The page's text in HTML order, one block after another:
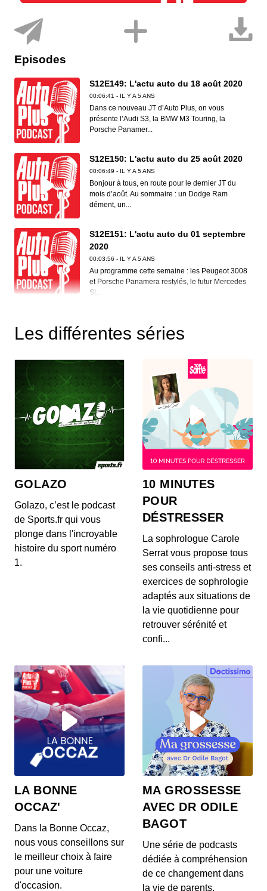
Episodes
S12E149: L'actu auto du 18 août 2020
00:06:41 - IL Y A 5 ANS
Dans ce nouveau JT d’Auto Plus, on vous
présente l’Audi S3, la BMW M3 Touring, la
Porsche Panamer...
S12E150: L'actu auto du 25 août 2020
00:06:49 - IL Y A 5 ANS
Bonjour à tous, en route pour le dernier JT du
mois d’août. Au sommaire : un Dodge Ram
dément, un...
S12E151: L'actu auto du 01 septembre
2020
00:03:56 - IL Y A 5 ANS
Au programme cette semaine : les Peugeot 3008
et Porsche Panamera restylés, le futur Mercedes
SL...
00:05:53 - IL Y A 5 ANS
Peugeot, Skoda, Mercedes et Rolls-Royce. Zoom
Les différentes séries
GOLAZO
Golazo, c’est le podcast
de Sports.fr qui vous
plonge dans l'incroyable
histoire du sport numéro
1.
10 MINUTES
POUR
DÉSTRESSER
La sophrologue Carole
Serrat vous propose tous
ses conseils anti-stress et
exercices de sophrologie
adaptés aux situations de
la vie quotidienne pour
retrouver sérénité et
confi...
LA BONNE
OCCAZ'
Dans la Bonne Occaz,
nous vous conseillons sur
le meilleur choix à faire
pour une voiture
d'occasion.
MA GROSSESSE
AVEC DR ODILE
BAGOT
Une série de podcasts
dédiée à compréhension
de ce changement dans
la vie de parents.